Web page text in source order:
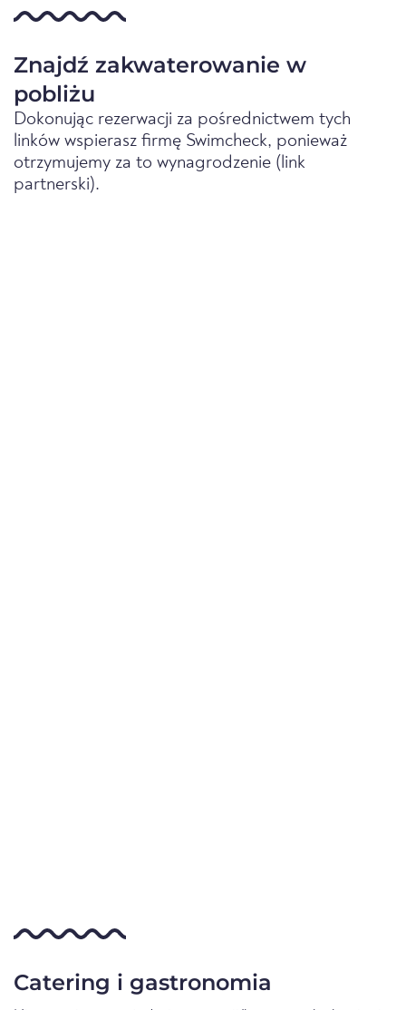
Znajdź zakwaterowanie w
pobliżu
Dokonując rezerwacji za pośrednictwem tych
linków wspierasz firmę Swimcheck, ponieważ
otrzymujemy za to wynagrodzenie (link
partnerski).
Catering i gastronomia